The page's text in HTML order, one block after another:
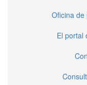
Oficina de
El portal